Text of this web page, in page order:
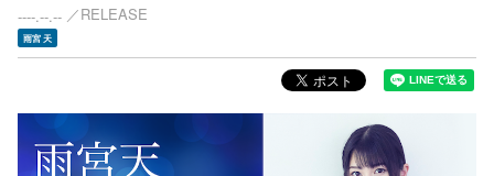
----.--.-- RELEASE
雨宮 天